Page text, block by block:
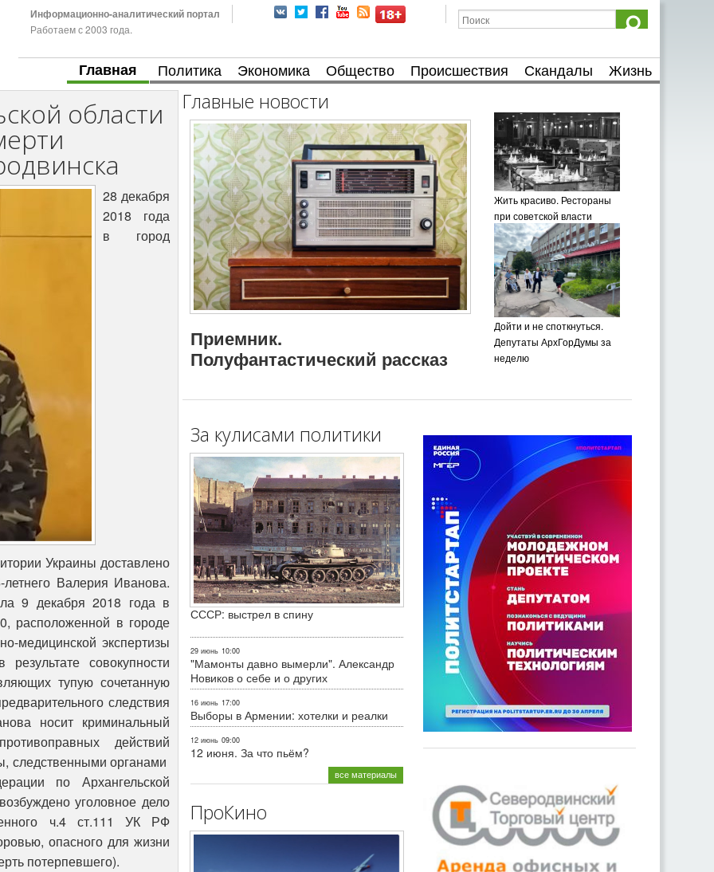
Информационно-аналитический портал
Работаем с 2003 года.
Главная Политика Экономика Общество Происшествия Скандалы Жизнь
области
28 декабря
2018 года
в город
Украины доставлено
Валерия Иванова.
9 декабря 2018 года в
расположенной в городе
медицинской экспертизы
совокупности
тупую сочетанную
следствия
носит криминальный
действий
следственными органами
по Архангельской
уголовное дело
ч.4 ст.111 УК РФ
опасного для жизни
потерпевшего).
Главные новости
Приемник.
Полуфантастический рассказ
Жить красиво. Рестораны
при советской власти
Дойти и не споткнуться.
Депутаты АрхГорДумы за
неделю
За кулисами политики
СССР: выстрел в спину
29 июнь 10:00
"Мамонты давно вымерли". Александр
Новиков о себе и о других
16 июнь 17:00
Выборы в Армении: хотелки и реалки
12 июнь 09:00
12 июня. За что пьём?
все материалы
ПроКино